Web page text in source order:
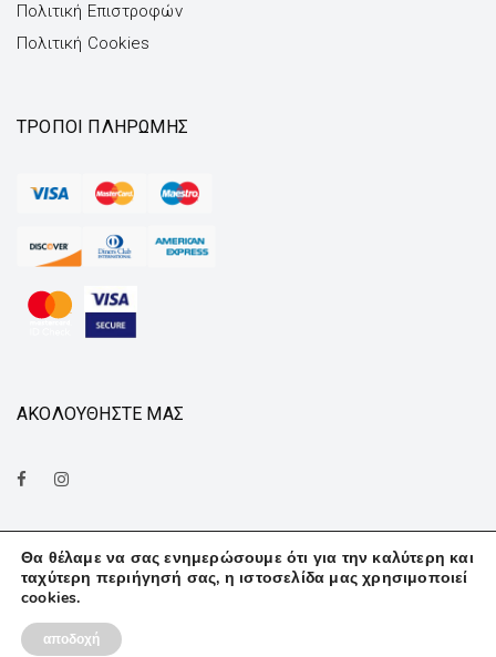
Πολιτική Επιστροφών
Πολιτική Cookies
ΤΡΌΠΟΙ ΠΛΗΡΩΜΉΣ
ΑΚΟΛΟΥΘΗΣΤΕ ΜΑΣ
© Finedeco . All rights reserved. |
Θα θέλαμε να σας ενημερώσουμε ότι για την καλύτερη και
ταχύτερη περιήγησή σας, η ιστοσελίδα μας χρησιμοποιεί
cookies.
αποδοχή